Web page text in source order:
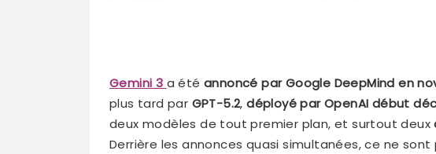
Gemini 3 a étéannoncé par Google DeepMind en
plus tard par GPT-5.2,déployé par OpenAI début
deux modèles de tout premier plan, et surtout deux
Derrière les annonces quasi simultanées, ce ne